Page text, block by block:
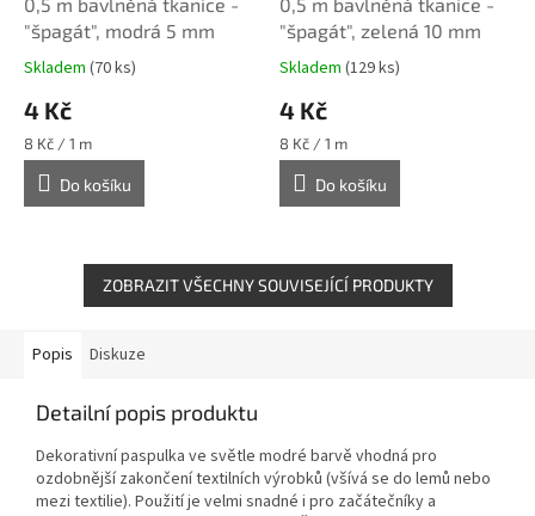
"špagát", modrá 5 mm
Skladem (70 ks)
4 Kč
Měrná
cena:
8 Kč / 1 m
Do košíku
"špagát", zelená 10 mm
Skladem (129 ks)
4 Kč
Měrná
cena:
8 Kč / 1 m
Do košíku
ZOBRAZIT VŠECHNY SOUVISEJÍCÍ PRODUKTY
Popis Diskuze
Detailní popis produktu
Dekorativní paspulka ve světle modré barvě vhodná pro
ozdobnější zakončení textilních výrobků (všívá se do lemů nebo
mezi textilie). Použití je velmi snadné i pro začátečníky a